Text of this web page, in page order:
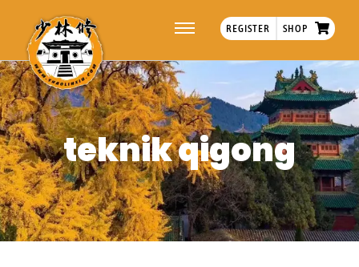
REGISTER SHOP
teknik qigong